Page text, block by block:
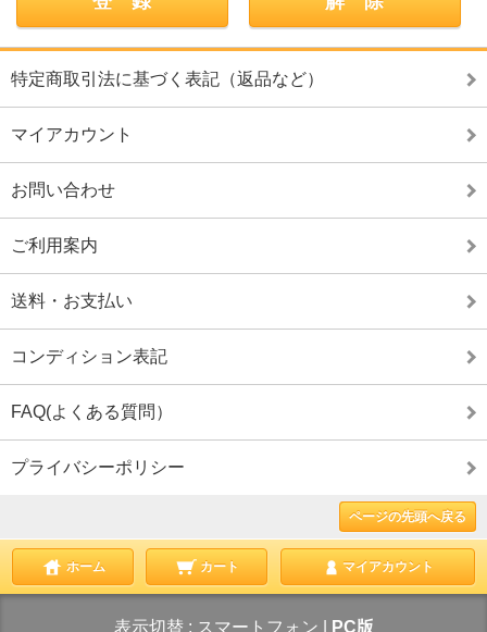
特定商取引法に基づく表記（返品など）
マイアカウント
お問い合わせ
ご利用案内
送料・お支払い
コンディション表記
FAQ(よくある質問）
プライバシーポリシー
ページの先頭へ戻る
ホーム カート マイアカウント
表示切替 : スマートフォン PC版